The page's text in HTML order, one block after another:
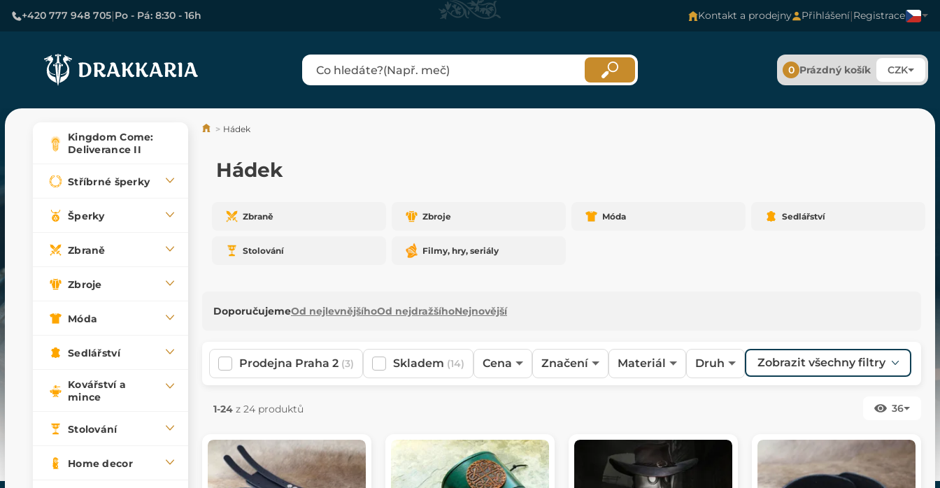
+420 777 948 705|Po - Pá: 8:30 - 16h Kontakt a prodejny Přihlášení|Registrace
0 Prázdný košík CZK
Kingdom Come:
Deliverance II
Stříbrné šperky
Šperky
Zbraně
Zbroje
Móda
Sedlářství
Kovářství a
mince
Stolování
Home decor
Hádek
Hádek
Zbraně Zbroje Móda Sedlářství
Stolování Filmy, hry, seriály
DoporučujemeOd nejlevnějšíhoOd nejdražšíhoNejnovější
Prodejna Praha 2 (3) Skladem (14) Cena Značení Materiál Druh Zobrazit všechny filtry
1-24 z 24 produktů 36